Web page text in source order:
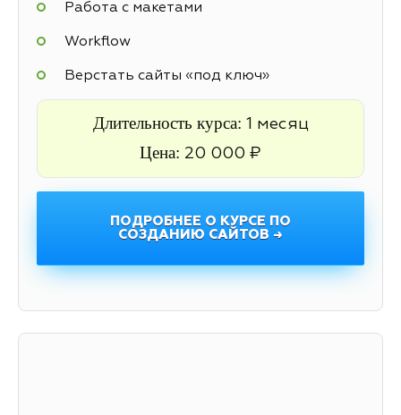
Работа с макетами
Workflow
Верстать сайты «под ключ»
Длительность курса: 1 месяц
Цена: 20 000 ₽
ПОДРОБНЕЕ О КУРСЕ ПО
СОЗДАНИЮ САЙТОВ →